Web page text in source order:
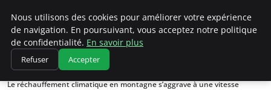
Climatedebtagents
Accueil
Changements climatiques
Le réchauffement climatique en montagne s’aggrave à une vitesse
Nous utilisons des cookies pour améliorer votre expérience
de navigation. En poursuivant, vous acceptez notre politique
de confidentialité. En savoir plus
Refuser Accepter